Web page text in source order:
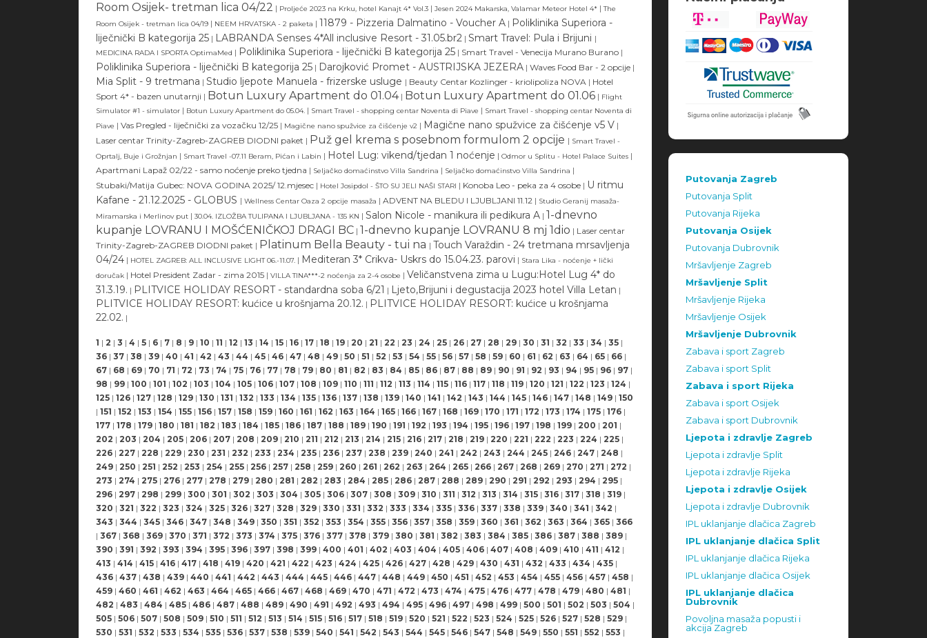
Room Osijek- tretman lica 04/22 | Proljeće 2023 na Krku, hotel Kanajt 4* Vol.3 | Jesen 2024 Makarska, Valamar Meteor Hotel 4* | The
Room Osijek - tretman lica 04/19 | NEEM HRVATSKA - 2 paketa | 11879 - Pizzeria Dalmatino - Voucher A | Poliklinika Superiora -
liječnički B kategorija 25 | LABRANDA Senses 4*All inclusive Resort - 31.05.br2 | Smart Travel: Pula i Brijuni |
MEDICINA RADA I SPORTA OptimaMed | Poliklinika Superiora - liječnički B kategorija 25 | Smart Travel - Venecija Murano Burano |
Poliklinika Superiora - liječnički B kategorija 25 | Darojković Promet - AUSTRIJSKA JEZERA | Waves Food Bar - 2 opcije |
Mia Split - 9 tretmana | Studio ljepote Manuela - frizerske usluge | Beauty Centar Kozlinger - kriolipoliza NOVA | Hotel
Sport 4* - bazen unutarnji | Botun Luxury Apartment do 01.04 | Botun Luxury Apartment do 01.06 | Flight
Simulator #1 - simulator | Botun Luxury Apartment do 05.04. | Smart Travel - shopping centar Noventa di Piave | Smart Travel - shopping centar Noventa di
Piave | Vas Pregled - liječnički za vozačku 12/25 | Magične nano spužvice za čišćenje v2 | Magične nano spužvice za čišćenje v5 V |
Laser centar Trinity-Zagreb-ZAGREB DIODNI paket | Puž gel krema s posebnom formulom 2 opcije | Smart Travel -
Oprtalj, Buje i Grožnjan | Smart Travel -07.11 Beram, Pićan i Labin | Hotel Lug: vikend/tjedan 1 noćenje | Odmor u Splitu - Hotel Palace Suites |
Apartmani Lapaž 02/22 - samo noćenje preko tjedna | Seljačko domaćinstvo Villa Sandrina | Seljačko domaćinstvo Villa Sandrina |
Stubaki/Matija Gubec: NOVA GODINA 2025/ 12.mjesec | Hotel Josipdol - ŠTO SU JELI NAŠI STARI | Konoba Leo - peka za 4 osobe | U ritmu
Kafane - 21.12.2025 - GLOBUS | Wellness Centar Oaza 2 opcije masaža | ADVENT NA BLEDU I LJUBLJANI 11.12 | Studio Geranij masaža-
Miramarska i Merlinov put | 30.04. IZLOŽBA TULIPANA I LJUBLJANA - 135 KN | Salon Nicole - manikura ili pedikura A | 1-dnevno
kupanje LOVRANU I MOŠĆENIČKOJ DRAGI BC | 1-dnevno kupanje LOVRANU 8 mj 1dio | Laser centar
Trinity-Zagreb-ZAGREB DIODNI paket | Platinum Bella Beauty - tui na | Touch Varaždin - 24 tretmana mrsavljenja
04/24 | HOTEL ZAGREB: ALL INCLUSIVE LIGHT 06.-11.07. | Mediteran 3* Crikva- Uskrs do 15.04.23. parovi | Stara Lika - noćenje + lički
doručak | Hotel President Zadar - zima 2015 | VILLA TINA***-2 noćenja za 2-4 osobe | Veličanstvena zima u Lugu:Hotel Lug 4* do
31.3.19. | PLITVICE HOLIDAY RESORT - standardna soba 6/21 | Ljeto,Brijuni i degustacija 2023 hotel Villa Letan |
PLITVICE HOLIDAY RESORT: kućice u krošnjama 20.12. | PLITVICE HOLIDAY RESORT: kućice u krošnjama
22.02. |
1 | 2 | 3 | 4 | 5 | 6 | 7 | 8 | 9 | 10 | 11 | 12 | 13 | 14 | 15 | 16 | 17 | 18 | 19 | 20 | 21 | 22 | 23 | 24 | 25 | 26 | 27 | 28 | 29 | 30 | 31 | 32 | 33 | 34 | 35 |
36 | 37 | 38 | 39 | 40 | 41 | 42 | 43 | 44 | 45 | 46 | 47 | 48 | 49 | 50 | 51 | 52 | 53 | 54 | 55 | 56 | 57 | 58 | 59 | 60 | 61 | 62 | 63 | 64 | 65 | 66 |
67 | 68 | 69 | 70 | 71 | 72 | 73 | 74 | 75 | 76 | 77 | 78 | 79 | 80 | 81 | 82 | 83 | 84 | 85 | 86 | 87 | 88 | 89 | 90 | 91 | 92 | 93 | 94 | 95 | 96 | 97 |
98 | 99 | 100 | 101 | 102 | 103 | 104 | 105 | 106 | 107 | 108 | 109 | 110 | 111 | 112 | 113 | 114 | 115 | 116 | 117 | 118 | 119 | 120 | 121 | 122 | 123 | 124 |
125 | 126 | 127 | 128 | 129 | 130 | 131 | 132 | 133 | 134 | 135 | 136 | 137 | 138 | 139 | 140 | 141 | 142 | 143 | 144 | 145 | 146 | 147 | 148 | 149 | 150
| 151 | 152 | 153 | 154 | 155 | 156 | 157 | 158 | 159 | 160 | 161 | 162 | 163 | 164 | 165 | 166 | 167 | 168 | 169 | 170 | 171 | 172 | 173 | 174 | 175 | 176 |
177 | 178 | 179 | 180 | 181 | 182 | 183 | 184 | 185 | 186 | 187 | 188 | 189 | 190 | 191 | 192 | 193 | 194 | 195 | 196 | 197 | 198 | 199 | 200 | 201 |
202 | 203 | 204 | 205 | 206 | 207 | 208 | 209 | 210 | 211 | 212 | 213 | 214 | 215 | 216 | 217 | 218 | 219 | 220 | 221 | 222 | 223 | 224 | 225 |
226 | 227 | 228 | 229 | 230 | 231 | 232 | 233 | 234 | 235 | 236 | 237 | 238 | 239 | 240 | 241 | 242 | 243 | 244 | 245 | 246 | 247 | 248 |
249 | 250 | 251 | 252 | 253 | 254 | 255 | 256 | 257 | 258 | 259 | 260 | 261 | 262 | 263 | 264 | 265 | 266 | 267 | 268 | 269 | 270 | 271 | 272 |
273 | 274 | 275 | 276 | 277 | 278 | 279 | 280 | 281 | 282 | 283 | 284 | 285 | 286 | 287 | 288 | 289 | 290 | 291 | 292 | 293 | 294 | 295 |
296 | 297 | 298 | 299 | 300 | 301 | 302 | 303 | 304 | 305 | 306 | 307 | 308 | 309 | 310 | 311 | 312 | 313 | 314 | 315 | 316 | 317 | 318 | 319 |
320 | 321 | 322 | 323 | 324 | 325 | 326 | 327 | 328 | 329 | 330 | 331 | 332 | 333 | 334 | 335 | 336 | 337 | 338 | 339 | 340 | 341 | 342 |
343 | 344 | 345 | 346 | 347 | 348 | 349 | 350 | 351 | 352 | 353 | 354 | 355 | 356 | 357 | 358 | 359 | 360 | 361 | 362 | 363 | 364 | 365 | 366
| 367 | 368 | 369 | 370 | 371 | 372 | 373 | 374 | 375 | 376 | 377 | 378 | 379 | 380 | 381 | 382 | 383 | 384 | 385 | 386 | 387 | 388 | 389 |
390 | 391 | 392 | 393 | 394 | 395 | 396 | 397 | 398 | 399 | 400 | 401 | 402 | 403 | 404 | 405 | 406 | 407 | 408 | 409 | 410 | 411 | 412 |
413 | 414 | 415 | 416 | 417 | 418 | 419 | 420 | 421 | 422 | 423 | 424 | 425 | 426 | 427 | 428 | 429 | 430 | 431 | 432 | 433 | 434 | 435 |
436 | 437 | 438 | 439 | 440 | 441 | 442 | 443 | 444 | 445 | 446 | 447 | 448 | 449 | 450 | 451 | 452 | 453 | 454 | 455 | 456 | 457 | 458 |
459 | 460 | 461 | 462 | 463 | 464 | 465 | 466 | 467 | 468 | 469 | 470 | 471 | 472 | 473 | 474 | 475 | 476 | 477 | 478 | 479 | 480 | 481 |
482 | 483 | 484 | 485 | 486 | 487 | 488 | 489 | 490 | 491 | 492 | 493 | 494 | 495 | 496 | 497 | 498 | 499 | 500 | 501 | 502 | 503 | 504 |
505 | 506 | 507 | 508 | 509 | 510 | 511 | 512 | 513 | 514 | 515 | 516 | 517 | 518 | 519 | 520 | 521 | 522 | 523 | 524 | 525 | 526 | 527 | 528 | 529 |
530 | 531 | 532 | 533 | 534 | 535 | 536 | 537 | 538 | 539 | 540 | 541 | 542 | 543 | 544 | 545 | 546 | 547 | 548 | 549 | 550 | 551 | 552 | 553 |
Putovanja Zagreb
Putovanja Split
Putovanja Rijeka
Putovanja Osijek
Putovanja Dubrovnik
Mršavljenje Zagreb
Mršavljenje Split
Mršavljenje Rijeka
Mršavljenje Osijek
Mršavljenje Dubrovnik
Zabava i sport Zagreb
Zabava i sport Split
Zabava i sport Rijeka
Zabava i sport Osijek
Zabava i sport Dubrovnik
Ljepota i zdravlje Zagreb
Ljepota i zdravlje Split
Ljepota i zdravlje Rijeka
Ljepota i zdravlje Osijek
Ljepota i zdravlje Dubrovnik
IPL uklanjanje dlačica Zagreb
IPL uklanjanje dlačica Split
IPL uklanjanje dlačica Rijeka
IPL uklanjanje dlačica Osijek
IPL uklanjanje dlačica
Dubrovnik
Povoljna masaža popusti i
akcija Zagreb